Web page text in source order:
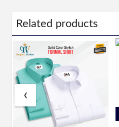
Related products
‹